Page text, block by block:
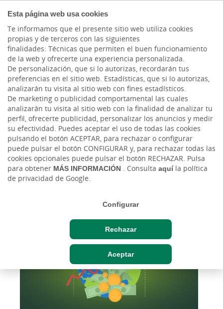
Esta página web usa cookies
Te informamos que el presente sitio web utiliza cookies
propias y de terceros con las siguientes
finalidades: Técnicas que permiten el buen funcionamiento
de la web y ofrecerte una experiencia personalizada.
De personalización, que si lo autorizas, recordarán tus
preferencias en el sitio web. Estadísticas, que si lo autorizas,
analizarán tu visita al sitio web con fines estadísticos.
De marketing o publicidad comportamental las cuales
analizarán tu visita al sitio web con la finalidad de analizar tu
perfil, ofrecerte publicidad, personalizar los anuncios y medir
su efectividad. Puedes aceptar el uso de todas las cookies
pulsando el botón ACEPTAR, para rechazar o configurar
puede pulsar el botón CONFIGURAR y, para rechazar todas las
cookies opcionales puede pulsar el botón RECHAZAR. Pulsa
para obtener MÁS INFORMACIÓN . Consulta aquíla política
de privacidad de Google.
Configurar
Rechazar
Aceptar
Actualidad
Panorama Internacional
2023 de Cesce sobre la
economía global: claves
y conclusiones
Mar, 14/11/2023 - 12:00